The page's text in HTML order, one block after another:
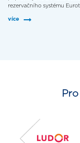
rezervačního systému
více